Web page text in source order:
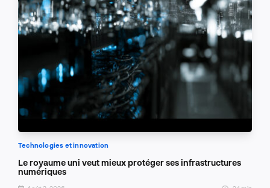
Technologies et innovation
Le royaume uni veut mieux protéger ses infrastructures
numériques